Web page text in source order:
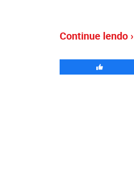
Continue lendo ›